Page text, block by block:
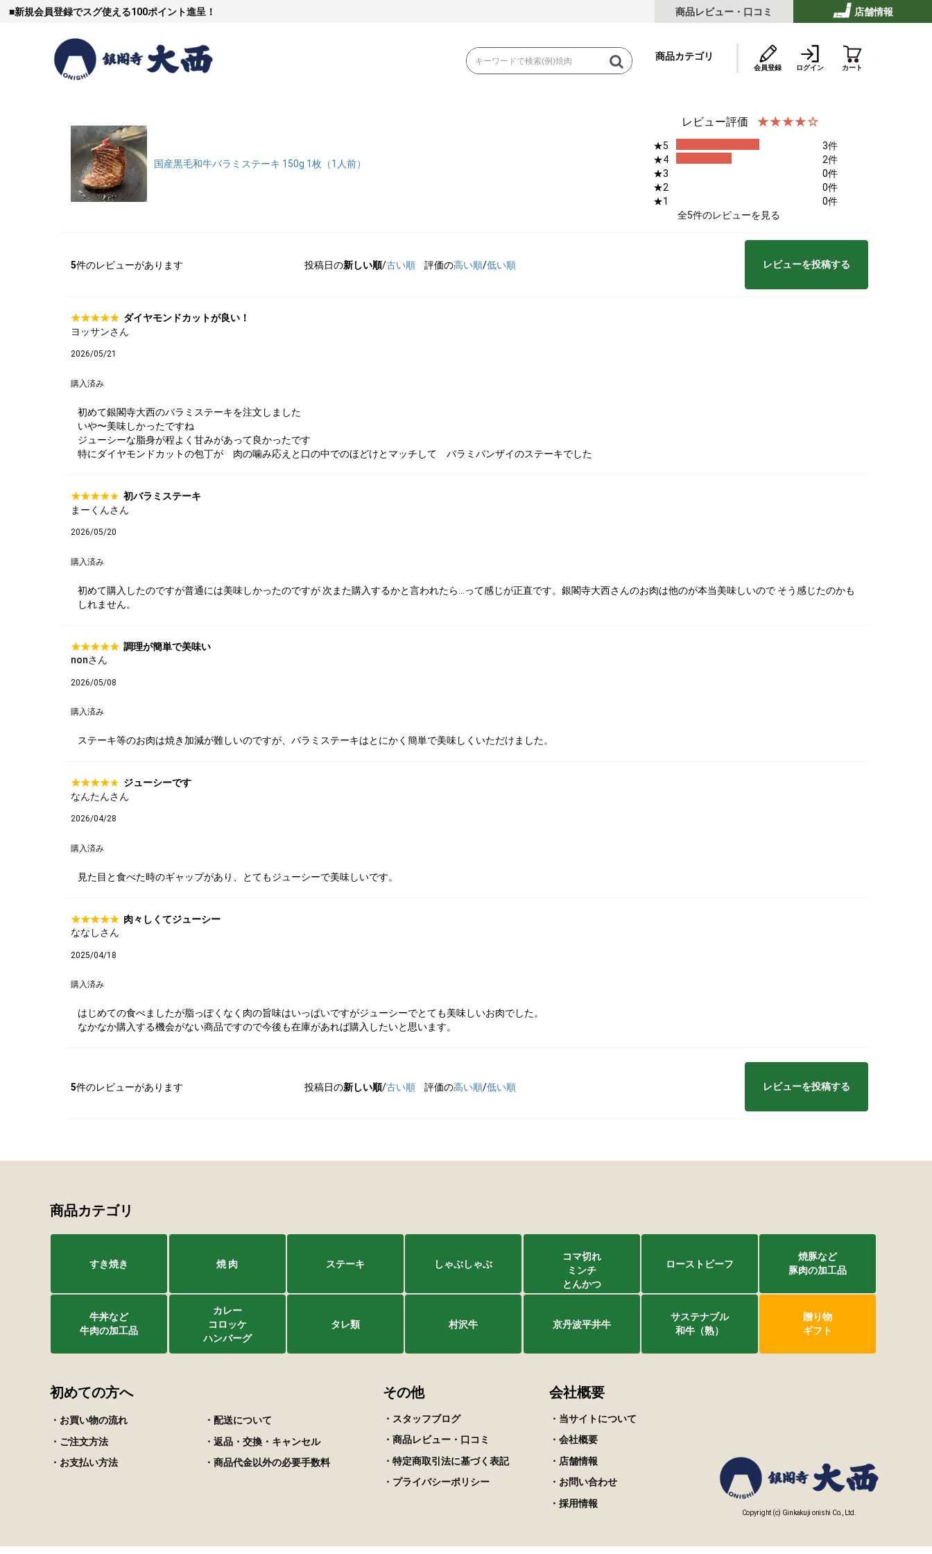
■新規会員登録でスグ使える100ポイント進呈！ 店舗情報
商品レビュー・口コミ
商品カテゴリ
焼豚など（豚肉の加工品） 牛丼など（牛肉の加工品）
会員登録 ログイン カート
国産黒毛和牛バラミステーキ 150g 1枚（1人前）
レビュー評価
★5
3件
★4
2件
★3
0件
★2
0件
★1
0件
全5件のレビューを見る
5件のレビューがあります 投稿日の新しい順/古い順 評価の高い順/低い順 レビューを投稿する
ダイヤモンドカットが良い！
ヨッサンさん
2026/05/21
購入済み
初めて銀閣寺大西のバラミステーキを注文しました
いや〜美味しかったですね
ジューシーな脂身が程よく甘みがあって良かったです
特にダイヤモンドカットの包丁が 肉の噛み応えと口の中でのほどけとマッチして バラミバンザイのステーキでした
初バラミステーキ
まーくんさん
2026/05/20
購入済み
初めて購入したのですが普通には美味しかったのですが 次また購入するかと言われたら…って感じが正直です。銀閣寺大西さんのお肉は他のが本当美味しいので そう感じたのかも
しれません。
調理が簡単で美味い
nonさん
2026/05/08
購入済み
ステーキ等のお肉は焼き加減が難しいのですが、バラミステーキはとにかく簡単で美味しくいただけました。
ジューシーです
なんたんさん
2026/04/28
購入済み
見た目と食べた時のギャップがあり、とてもジューシーで美味しいです。
肉々しくてジューシー
ななしさん
2025/04/18
購入済み
はじめての食べましたが脂っぽくなく肉の旨味はいっぱいですがジューシーでとても美味しいお肉でした。
なかなか購入する機会がない商品ですので今後も在庫があれば購入したいと思います。
5件のレビューがあります 投稿日の新しい順/古い順 評価の高い順/低い順 レビューを投稿する
商品カテゴリ
すき焼き 焼 肉 ステーキ しゃぶしゃぶ
コマ切れ
ミンチ
とんかつ
ローストビーフ
焼豚など
豚肉の加工品
牛丼など
牛肉の加工品
カレー
コロッケ
ハンバーグ
タレ類 村沢牛 京丹波平井牛
サステナブル
和牛（熟）
贈り物
ギフト
初めての方へ
・お買い物の流れ
・配送について
・ご注文方法
・返品・交換・キャンセル
・お支払い方法
・商品代金以外の必要手数料
その他
・スタッフブログ
・商品レビュー・口コミ
・特定商取引法に基づく表記
・プライバシーポリシー
会社概要
・当サイトについて
・会社概要
・店舗情報
・お問い合わせ
・採用情報
Copyright (c) Ginkakuji onishi Co., Ltd.